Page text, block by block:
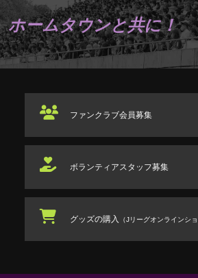
ホームタウンと共に！
ファンクラブ会員募集
ボランティアスタッフ募集
グッズの購入 （Jリーグオンラインショ